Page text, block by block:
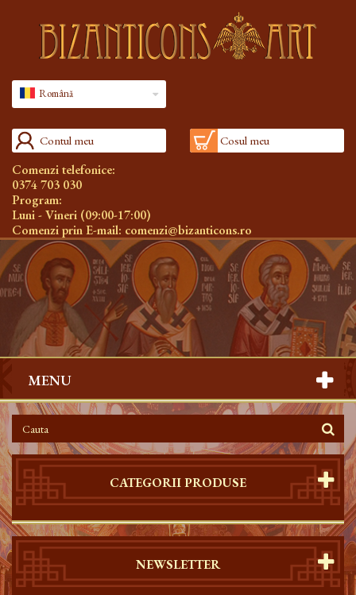
Română
Contul meu Cosul meu
Comenzi telefonice:
0374 703 030
Program:
Luni - Vineri (09:00-17:00)
Comenzi prin E-mail: comenzi@bizanticons.ro
MENU
CATEGORII PRODUSE
NEWSLETTER